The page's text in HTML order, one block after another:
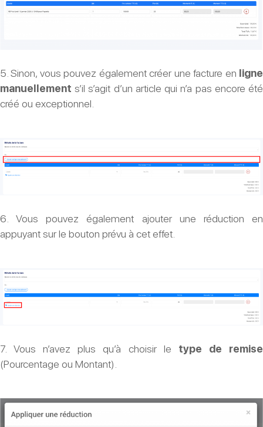
5. Sinon, vous pouvez également créer une facture en ligne
manuellement s’il s’agit d’un article qui n’a pas encore été
créé ou exceptionnel.
6. Vous pouvez également ajouter une réduction en
appuyant sur le bouton prévu à cet effet.
7. Vous n’avez plus qu’à choisir le type de remise
(Pourcentage ou Montant).